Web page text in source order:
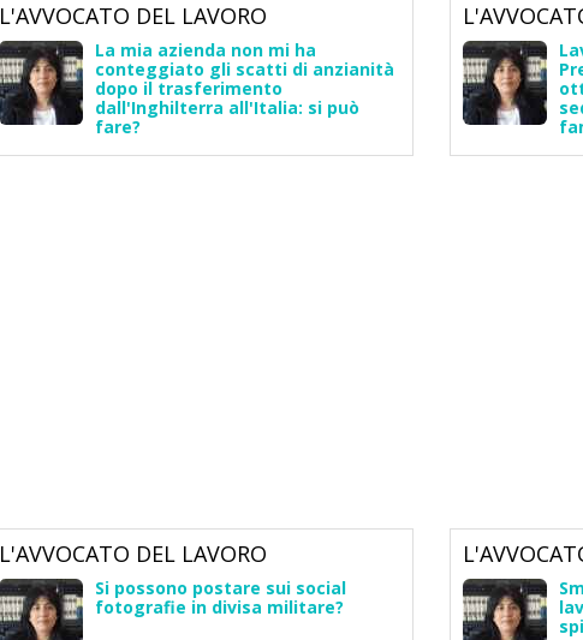
L'AVVOCATO DEL LAVORO
La mia azienda non mi ha
conteggiato gli scatti di anzianità
dopo il trasferimento
dall'Inghilterra all'Italia: si può
fare?
L'AVVOCATO DEL LAVORO
Si possono postare sui social
fotografie in divisa militare?